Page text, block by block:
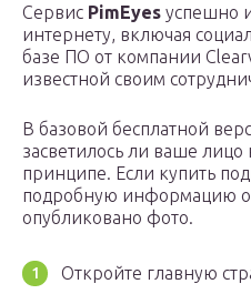
Сервис PimEyes успешно
интернету, включая
базе ПО от компании
известной своим
В базовой бесплатной
засветилось ли ваше лицо
принципе. Если купить
подробную информацию о
опубликовано фото.
Откройте главную